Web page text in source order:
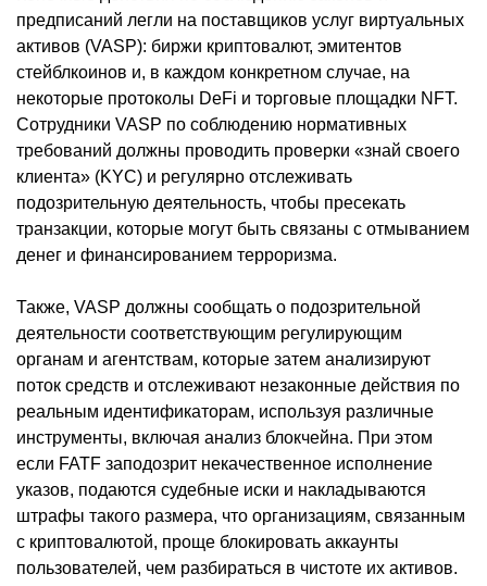
предписаний легли на поставщиков услуг виртуальных
активов (VASP): биржи криптовалют, эмитентов
стейблкоинов и, в каждом конкретном случае, на
некоторые протоколы DeFi и торговые площадки NFT.
Сотрудники VASP по соблюдению нормативных
требований должны проводить проверки «знай своего
клиента» (KYC) и регулярно отслеживать
подозрительную деятельность, чтобы пресекать
транзакции, которые могут быть связаны с отмыванием
денег и финансированием терроризма.
Также, VASP должны сообщать о подозрительной
деятельности соответствующим регулирующим
органам и агентствам, которые затем анализируют
поток средств и отслеживают незаконные действия по
реальным идентификаторам, используя различные
инструменты, включая анализ блокчейна. При этом
если FATF заподозрит некачественное исполнение
указов, подаются судебные иски и накладываются
штрафы такого размера, что организациям, связанным
с криптовалютой, проще блокировать аккаунты
пользователей, чем разбираться в чистоте их активов.